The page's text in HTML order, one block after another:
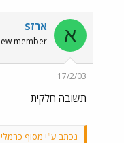
שהוכנו מראש והן
הסעה פרטיות שקיבלו
המערך מאות
רכב כבדים וצמ"ה (ציוד
לעבודה בשעת חרום.
בתשתית הכבישים,
פתרונות אפשריים
פיקוד העורף לזיהוי
ישראל ביצעה את כל
א ארזS
member
17/2/03
תשובה חלקית
נכתב ע"י מסוף